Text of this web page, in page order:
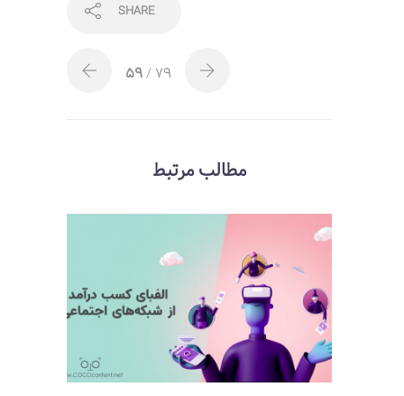
SHARE
59/ 79
مطالب مرتبط